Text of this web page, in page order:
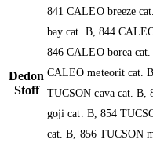
Dedon
Stoff
841 CALEO breeze
bay cat. B, 844
846 CALEO borea
CALEO meteorit cat.
TUCSON cava cat. B,
goji cat. B, 854
cat. B, 856 TUCSON